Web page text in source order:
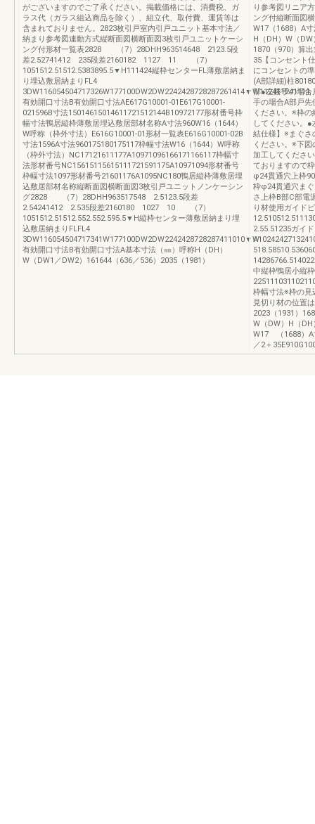
がございますのでご了承ください。掲載価格には、消費税、ガ
ラス代（ガラス組込商品を除く）、組立代、取付費、運賃等は
含まれておりません。2823枚引戸室内引戸ユニット基本寸法／
納まり参考図連動方式縦断面図横断面図3枚引戸ユニットケーシ
ング付形材一覧表2828 （7）28DHH963514648 2123.5段
差2.52741412 235段差2160182 1127 11 （7）
1051512.51512.5383895.5▼H111424縦枠センターFL薄敷居納ま
り埋込敷居納まりFL4
3DW116054504717326W177100DW2DW2242428728287261414▼W112411241111
有効開口寸法B有効開口寸法AE617G10001-01E617G10001-
021596B寸法15014615014611721512144B10972177形材番号枠
幅寸法鴨居縦枠薄敷居埋込敷居部材名称A寸法960W16（1644）
W呼称（枠外寸法）E616G10001-01形材一覧表E616G10001-02B
寸法1596A寸法960175180175117枠幅寸法W16（1644）W呼称
（枠外寸法）NC17121611177A10971096166171166117枠幅寸
法形材番号NC15615115615111721591175A10971094形材番号
枠幅寸法1097形材番号21601176A1095NC180鴨居縦枠薄敷居埋
込敷居部材名称縦断面図横断面図3枚引戸ユニットノンケーシン
グ2828 （7）28DHH963517548 2.5123.5段差
2.54241412 2.535段差2160180 1027 10 （7）
1051512.51512.552.552.595.5▼H縦枠センター薄敷居納まり埋
込敷居納まりFLFL4
3DW116054504717341W177100DW2DW2242428728287411010▼W
有効開口寸法B有効開口寸法A基本寸法（㎜）呼称H（DH）
W（DW1／DW2）161644（636／536）2035（1981）
り参考図リニア
ング付縦断面図
W17（1688）A
H（DH）W（
1870（970）
35【コンセント
にコンセントの
(A部詳細)柱
部●左勝手の場合
手の場合A部戸
ください。※枠
してください。
結仕様】※まぐさ
ください。※下
加工してくださ
ておりますので
φ24貫通穴上枠
枠φ24貫通穴ま
さ上枠B部C部電
り材使用ガイド
2.55.51235ガイ
中縦枠鴨居小縦
枠幅寸法※枠の見
見切り材の位置
2023（1931）
W（DW）H（
W17 （1688）A
／2＋